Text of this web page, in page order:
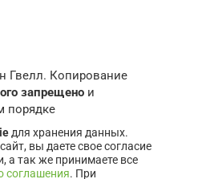
Гвелл. Копирование
запрещено и
порядке
для хранения данных.
вы даете свое согласие
а так же принимаете все
соглашения. При